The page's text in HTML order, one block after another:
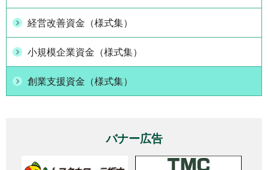
経営改善資金（様式集）
小規模企業資金（様式集）
創業支援資金（様式集）
バナー広告